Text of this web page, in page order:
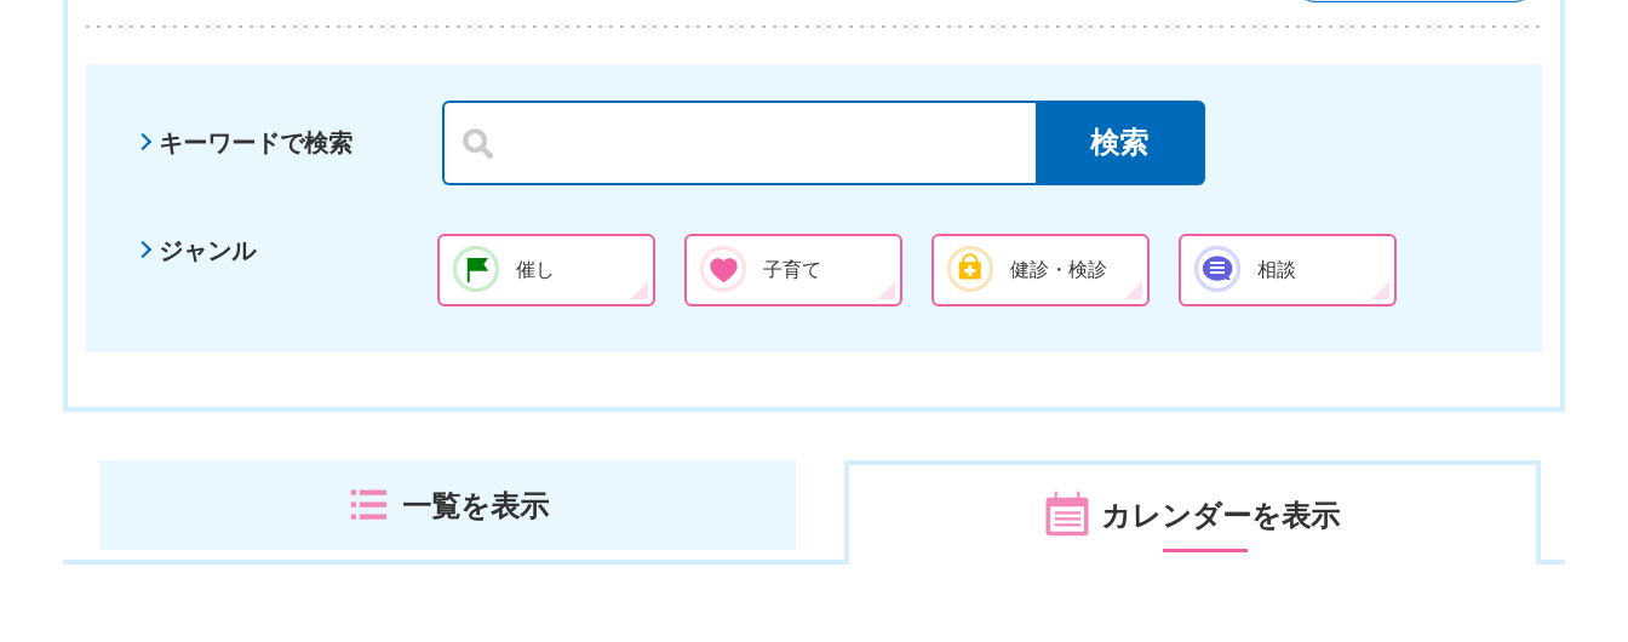
キーワードで検索
ジャンル
催し 子育て 健診・検診 相談
一覧を表示 カレンダーを表示